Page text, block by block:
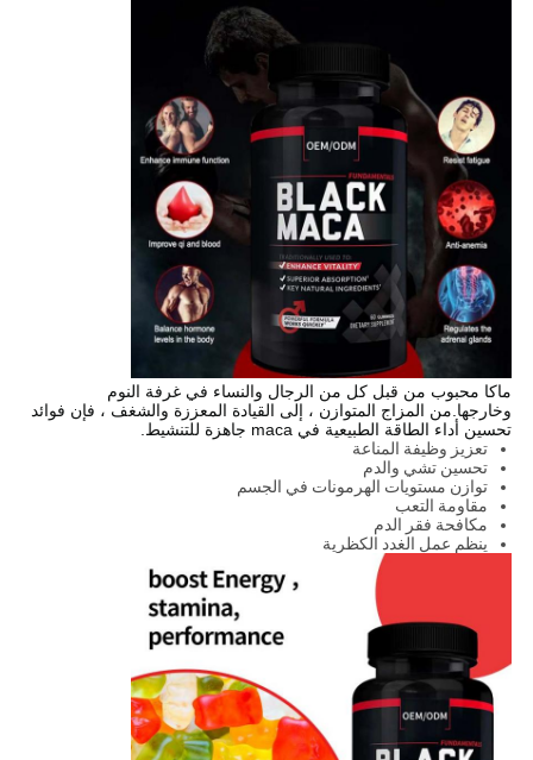
ماكا محبوب من قبل كل من الرجال والنساء في غرفة النوم
وخارجها.من المزاج المتوازن ، إلى القيادة المعززة والشغف ، فإن فوائد
تحسين أداء الطاقة الطبيعية في maca جاهزة للتنشيط.
تعزيز وظيفة المناعة
تحسين تشي والدم
توازن مستويات الهرمونات في الجسم
مقاومة التعب
مكافحة فقر الدم
ينظم عمل الغدد الكظرية